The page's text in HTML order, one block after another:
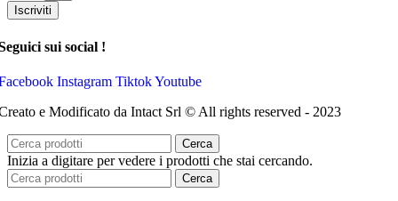
Iscriviti
sui social !
Instagram TiktokYoutube
e Modificato da Intact Srl © All rights reserved - 2023
Cerca
Inizia a digitare per vedere i prodotti che stai cercando.
Cerca